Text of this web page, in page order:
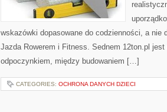
wskazówki dopasowane do codzienności, a nie
Jazda Rowerem i Fitness. Sednem 12ton.pl
odpoczynkiem, między budowaniem […]
CATEGORIES: OCHRONA DANYCH DZIECI